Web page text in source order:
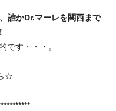
誰かDr.マーレを関西まで
です・・・。
☆